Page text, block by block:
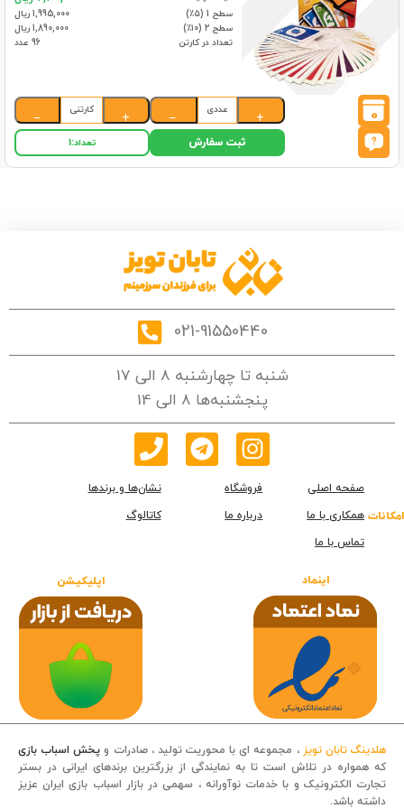
سطح 1 (۵٪)
1,995,000 ریال
سطح 2 (۱۰٪)
1,890,000 ریال
تعداد در کارتن
96 عدد
0
+
عددی
−
+
کارتنی
−
ثبت سفارش تعداد:1
021-91550440
شنبه تا چهارشنبه 8 الی 17
پنجشنبه‌ها 8 الی 14
امکانات
صفحه اصلی فروشگاه
نشان‌ها و برندها
همکاری با ما
درباره ما
کاتالوگ
تماس با ما
اینماد اپلیکیشن
هلدینگ تابان تویز ، مجموعه ای با محوریت تولید ، صادرات و پخش اسباب بازی
که همواره در تلاش است تا به نمایندگی از بزرگترین برندهای ایرانی در بستر
تجارت الکترونیک و با خدمات نوآورانه ، سهمی در بازار اسباب بازی ایران عزیز
داشته باشد.